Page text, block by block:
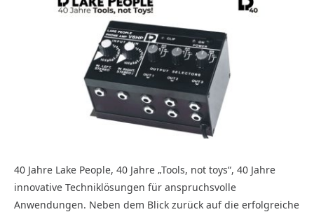
40 Jahre Lake People, 40 Jahre „Tools, not toys“, 40 Jahre
innovative Techniklösungen für anspruchsvolle
Anwendungen. Neben dem Blick zurück auf die erfolgreiche